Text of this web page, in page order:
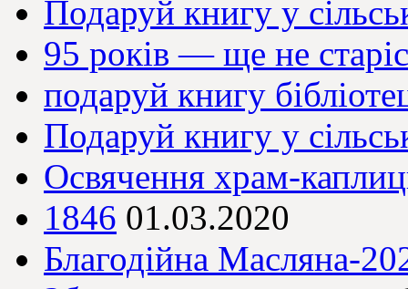
Подаруй книгу у
95 років — ще не
подаруй книгу
Подаруй книгу у
Освячення храм-
1846 01.03.2020
Благодійна Масляна-